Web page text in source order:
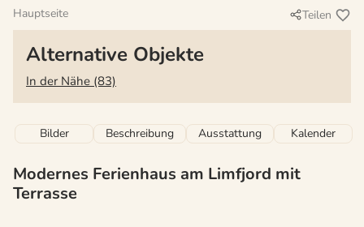
Hauptseite Teilen
Alternative Objekte
In der Nähe (83)
Bilder Beschreibung Ausstattung Kalender
Modernes Ferienhaus am Limfjord mit
Terrasse